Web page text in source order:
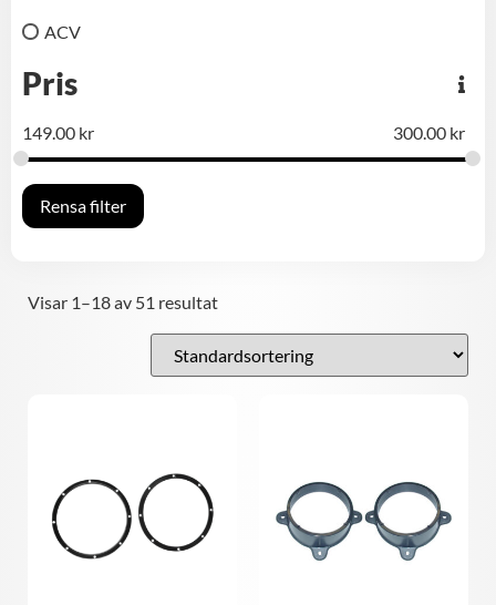
ACV
Pris
149.00 kr 300.00kr
Rensa filter
Visar 1–18 av 51 resultat